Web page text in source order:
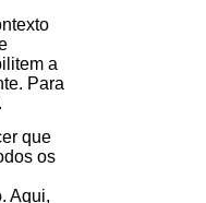
a
Para
que
os
Aqui,